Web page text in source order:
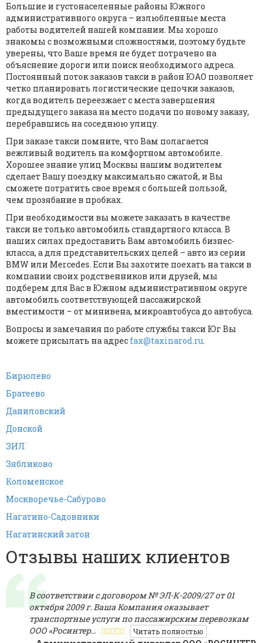
Большие и густонаселенные районы Южного
административного округа – излюбленные места
работы водителей нашей компании. Мы хорошо
знакомы с возможными сложностями, поэтому будьте
уверены, что Ваше время не будет потрачено на
объяснение дороги или поиск необходимого адреса.
Постоянный поток заказов такси в район ЮАО позволяет
четко планировать логистические цепочки заказов,
когда водитель переезжает с места завершения
предыдущего заказа на место подачи по новому заказу,
перебравшись на соседнюю улицу.
При заказе такси помните, что Вам полагается
вежливый водитель на комфортном автомобиле.
Хорошее знание улиц Москвы нашим водителем
сделает Вашу поездку максимально сжатой, и Вы
сможете потратить свое время с большей пользой,
чем прозябание в пробках.
При необходимости вы можете заказать в качестве
такси не только автомобиль стандартного класса. В
наших силах предоставить Вам автомобиль бизнес-
класса, а для представительских целей – авто из серии
BMW или Mercedes. Если Вы захотите поехать на такси в
компании своих родственников или друзей, мы
подберем для Вас в Южном административном округе
автомобиль соответствующей пассажирской
вместимости – от минивена, микроавтобуса до автобуса.
Вопросы и замечания по работе службы такси Юг Вы
можете присылать на адрес fax@taxinarod.ru.
Бирюлево
Братеево
Даниловский
Донской
ЗИЛ
Зябликово
Коломенское
Москворечье-Сабурово
Нагатино-Садовники
Нагатинский затон
Отзывы наших клиентов
В соответствии с договором № ЭЛ-К-2009/27 от 01
октября 2009 г. Ваша Компания оказывает
транспортные услуги по пассажирским перевозкам
ООО «Росинтер…
Читать полностью